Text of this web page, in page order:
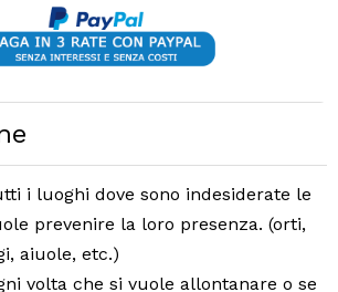
i luoghi dove sono indesiderate le
prevenire la loro presenza. (orti,
aiuole, etc.)
volta che si vuole allontanare o se